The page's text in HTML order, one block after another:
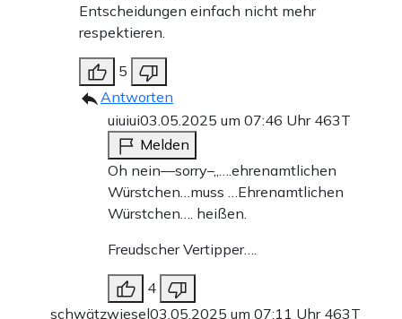
Entscheidungen einfach nicht mehr
respektieren.
5
Antworten
uiuiui03.05.2025 um 07:46 Uhr 463T
Melden
Oh nein—sorry–„….ehrenamtlichen
Würstchen…muss …Ehrenamtlichen
Würstchen…. heißen.
Freudscher Vertipper….
4
schwätzwiesel03.05.2025 um 07:11 Uhr 463T